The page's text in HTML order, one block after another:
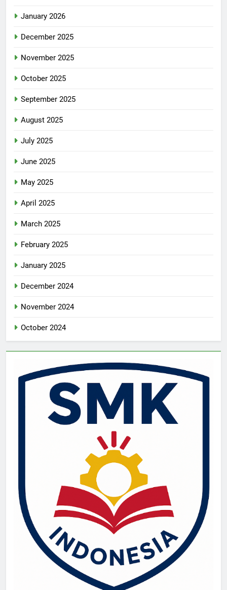
January 2026
December 2025
November 2025
October 2025
September 2025
August 2025
July 2025
June 2025
May 2025
April 2025
March 2025
February 2025
January 2025
December 2024
November 2024
October 2024